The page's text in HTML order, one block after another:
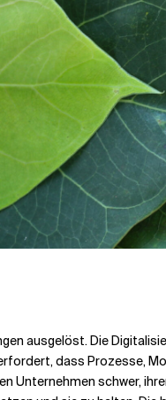
ausgelöst. Die
dass Prozesse,
Unternehmen schwer,